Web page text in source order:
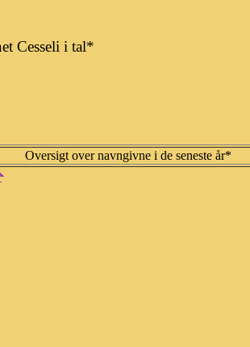
Cesseli i tal*
Oversigt over navngivne i de seneste år*